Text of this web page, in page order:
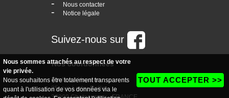
- Nous contacter
- Notice légale
Suivez-nous sur
Nos coordonnées
boutique Vogaine
35, rue Ledru Rollin
Nous sommes attachés au respect de votre
vie privée.
Nous souhaitons être totalement transparents
quant à l'utilisation de vos données via le
TOUT ACCEPTER >>